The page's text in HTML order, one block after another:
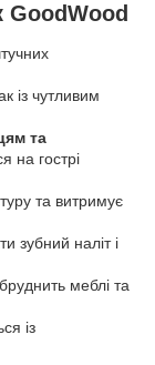
GoodWood
із чутливим
та
на гострі
та витримує
зубний наліт і
меблі та
із